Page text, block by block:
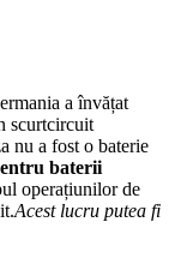
a învățat
scurtcircuit
nu a fost o baterie
baterii
operațiunilor de
Acest lucru putea fi